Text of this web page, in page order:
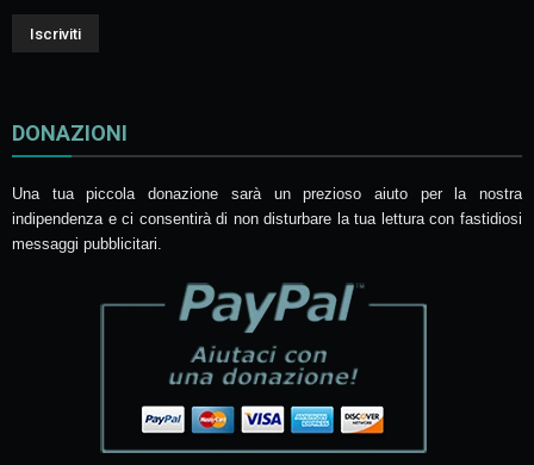
DONAZIONI
Una tua piccola donazione sarà un prezioso aiuto per la nostra
indipendenza e ci consentirà di non disturbare la tua lettura con fastidiosi
messaggi pubblicitari.